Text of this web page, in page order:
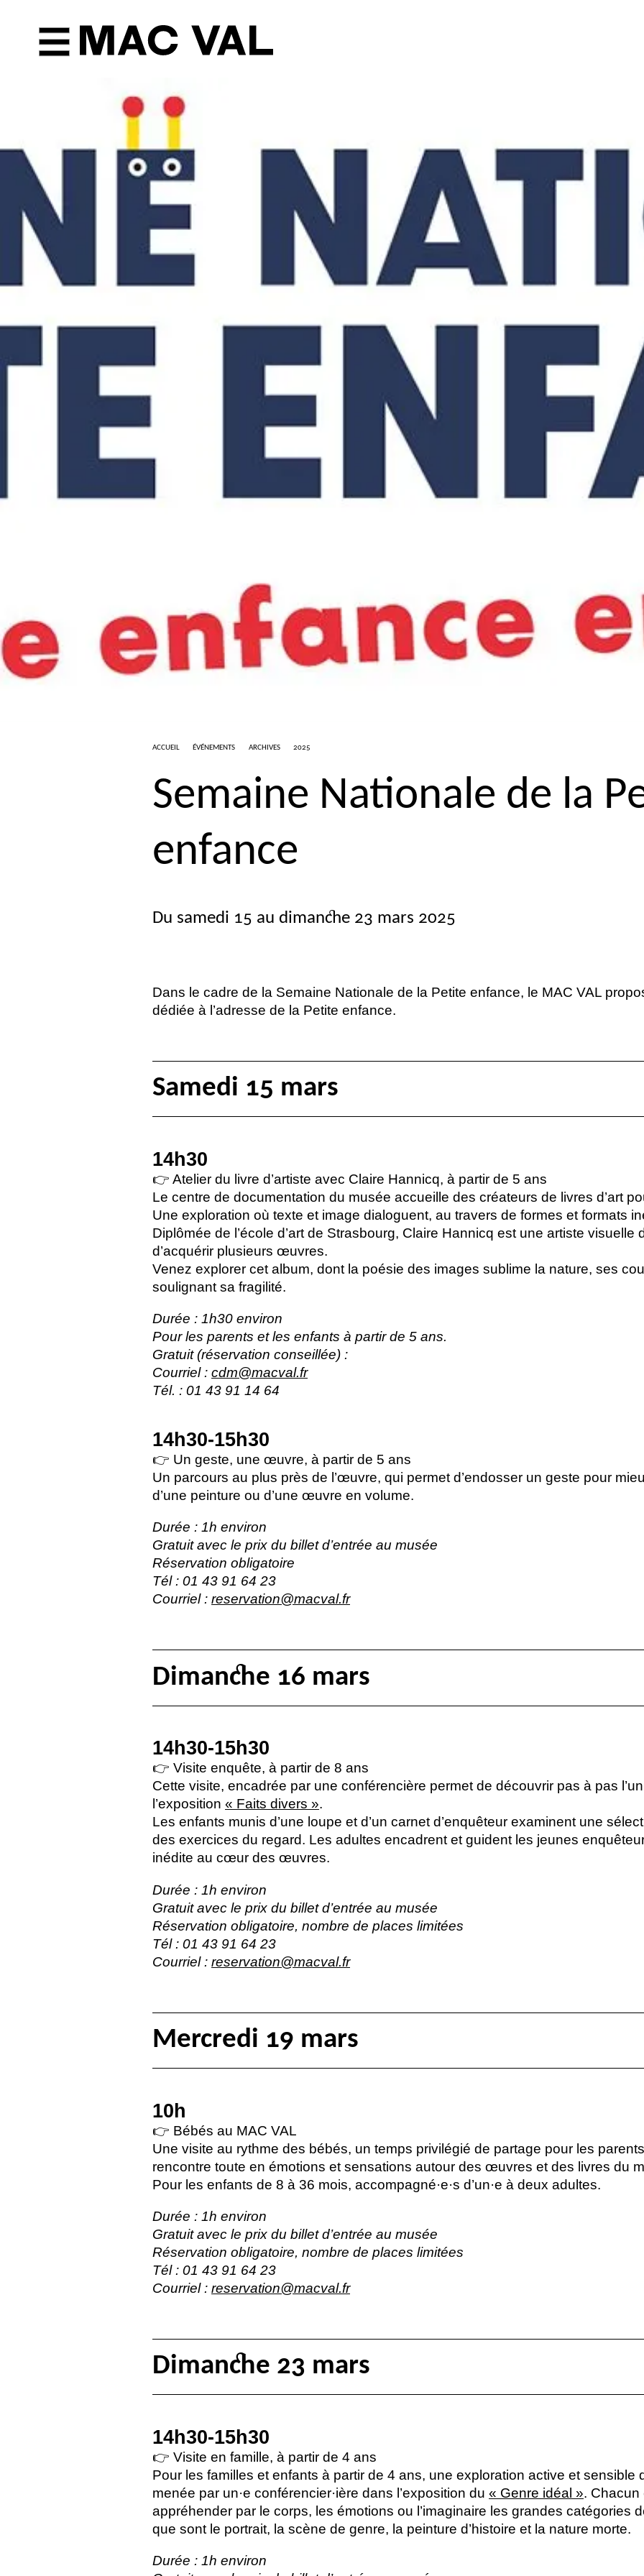
ACCUEIL ÉVÉNEMENTS ARCHIVES 2025
Semaine Nationale de la
enfance
Du samedi 15 au dimanche 23 mars 2025
Dans le cadre de la Semaine Nationale de la Petite enfance, le MAC VAL
dédiée à l’adresse de la Petite enfance.
Samedi 15 mars
14h30
👉 Atelier du livre d’artiste avec Claire Hannicq, à partir de 5 ans
Le centre de documentation du musée accueille des créateurs de livres d’art
Une exploration où texte et image dialoguent, au travers de formes et formats
Diplômée de l’école d’art de Strasbourg, Claire Hannicq est une artiste visuelle
d’acquérir plusieurs œuvres.
Venez explorer cet album, dont la poésie des images sublime la nature, ses
soulignant sa fragilité.
Durée : 1h30 environ
Pour les parents et les enfants à partir de 5 ans.
Gratuit (réservation conseillée) :
Courriel : cdm@macval.fr
Tél. : 01 43 91 14 64
14h30-15h30
👉 Un geste, une œuvre, à partir de 5 ans
Un parcours au plus près de l’œuvre, qui permet d’endosser un geste pour
d’une peinture ou d’une œuvre en volume.
Durée : 1h environ
Gratuit avec le prix du billet d’entrée au musée
Réservation obligatoire
Tél : 01 43 91 64 23
Courriel : reservation@macval.fr
Dimanche 16 mars
14h30-15h30
👉 Visite enquête, à partir de 8 ans
Cette visite, encadrée par une conférencière permet de découvrir pas à pas
l’exposition « Faits divers ».
Les enfants munis d’une loupe et d’un carnet d’enquêteur examinent une
des exercices du regard. Les adultes encadrent et guident les jeunes
inédite au cœur des œuvres.
Durée : 1h environ
Gratuit avec le prix du billet d’entrée au musée
Réservation obligatoire, nombre de places limitées
Tél : 01 43 91 64 23
Courriel : reservation@macval.fr
Mercredi 19 mars
10h
👉 Bébés au MAC VAL
Une visite au rythme des bébés, un temps privilégié de partage pour les
rencontre toute en émotions et sensations autour des œuvres et des livres du
Pour les enfants de 8 à 36 mois, accompagné·e·s d’un·e à deux adultes.
Durée : 1h environ
Gratuit avec le prix du billet d’entrée au musée
Réservation obligatoire, nombre de places limitées
Tél : 01 43 91 64 23
Courriel : reservation@macval.fr
Dimanche 23 mars
14h30-15h30
👉 Visite en famille, à partir de 4 ans
Pour les familles et enfants à partir de 4 ans, une exploration active et sensible
menée par un·e conférencier·ière dans l’exposition du « Genre idéal ». Chacun
appréhender par le corps, les émotions ou l’imaginaire les grandes catégories
que sont le portrait, la scène de genre, la peinture d’histoire et la nature morte.
Durée : 1h environ